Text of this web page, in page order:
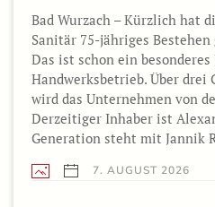
Bad Wurzach – Kürzlich hat
Sanitär 75-jähriges
Das ist schon ein
Handwerksbetrieb. Über drei
wird das Unternehmen von
Derzeitiger Inhaber ist
Generation steht mit Jannik
7. AUGUST 2026